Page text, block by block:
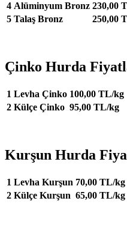
4 Alüminyum Bronz 230,00
5 Talaş Bronz 250,00
Çinko Hurda
1 Levha Çinko 100,00 TL/kg
2 Külçe Çinko 95,00 TL/kg
Kurşun Hurda
1 Levha Kurşun 70,00 TL/kg
2 Külçe Kurşun 65,00 TL/kg